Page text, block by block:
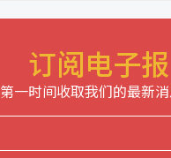
订阅电子报
第一时间收取我们的最新消